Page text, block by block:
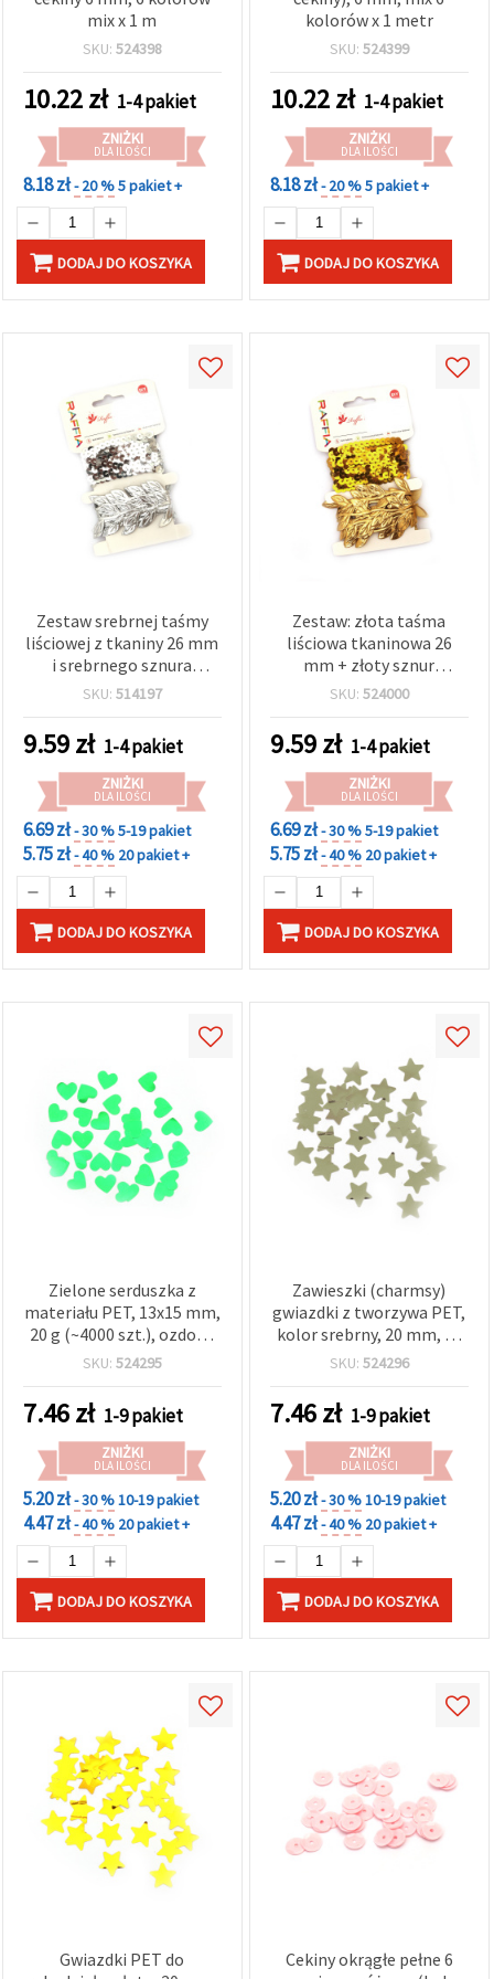
Ustawieniach,
plików
cookie i
klikając
"Zapisz"
Akceptuj
wszystkie
Ustawienia
mix x 1 m
SKU: 524398
10.22zł 1-4 pakiet
ZNIŻKI
DLA ILOŚCI
8.18 zł- 20 %5 pakiet +
DODAJ DO KOSZYKA
kolorów x 1 metr
SKU: 524399
10.22zł 1-4 pakiet
ZNIŻKI
DLA ILOŚCI
8.18 zł- 20 %5 pakiet +
DODAJ DO KOSZYKA
Zestaw srebrnej taśmy
liściowej z tkaniny 26 mm
i srebrnego sznura
cekinowego 6 mm, 2 m
SKU: 514197
9.59zł 1-4 pakiet
ZNIŻKI
DLA ILOŚCI
6.69 zł- 30 %5-19 pakiet
5.75 zł- 40 % 20 pakiet +
DODAJ DO KOSZYKA
Zestaw: złota taśma
liściowa tkaninowa 26
mm + złoty sznur
cekinowy 6 mm – po 2 m
SKU: 524000
9.59zł 1-4 pakiet
ZNIŻKI
DLA ILOŚCI
6.69 zł- 30 %5-19 pakiet
5.75 zł- 40 % 20 pakiet +
DODAJ DO KOSZYKA
Zielone serduszka z
materiału PET, 13x15 mm,
20 g (~4000 szt.), ozdoby
do rękodzieła i
SKU: 524295
7.46zł 1-9 pakiet
ZNIŻKI
DLA ILOŚCI
5.20 zł- 30 %10-19 pakiet
4.47 zł- 40 % 20 pakiet +
DODAJ DO KOSZYKA
Zawieszki (charmsy)
gwiazdki z tworzywa PET,
kolor srebrny, 20 mm, 20
g (~3000 szt.)
SKU: 524296
7.46zł 1-9 pakiet
ZNIŻKI
DLA ILOŚCI
5.20 zł- 30 %10-19 pakiet
4.47 zł- 40 % 20 pakiet +
DODAJ DO KOSZYKA
Gwiazdki PET do
Cekiny okrągłe pełne 6